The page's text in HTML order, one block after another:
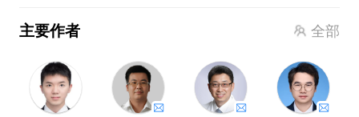
主要作者 全部